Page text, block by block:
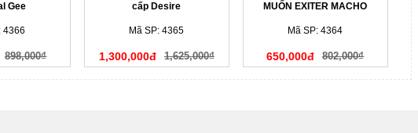
Gee
4366
898,000₫
cấp Desire
Mã SP: 4365
1,300,000đ 1,625,000₫
MUỐN EXITER MACHO
Mã SP: 4364
650,000đ 802,000₫